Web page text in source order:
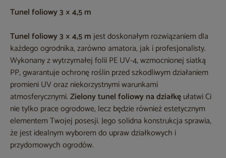
Tunel foliowy 3 × 4,5 m
Tunel foliowy 3 × 4,5 mjest doskonałym rozwiązaniem dla
każdego ogrodnika, zarówno amatora, jak i profesjonalisty.
Wykonany z wytrzymałej folii PE UV-4, wzmocnionej siatką
PP, gwarantuje ochronę roślin przed szkodliwym działaniem
promieni UV oraz niekorzystnymi warunkami
atmosferycznymi.Zielony tunel foliowy na działkęułatwi Ci
nie tylko prace ogrodowe, lecz będzie również estetycznym
elementem Twojej posesji. Jego solidna konstrukcja sprawia,
że jest idealnym wyborem do upraw działkowych i
przydomowych ogrodów.